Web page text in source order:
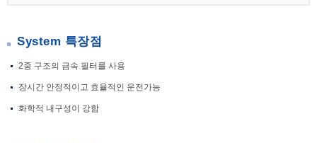
System 특장점
2중 구조의 금속 필터를 사용
장시간 안정적이고 효율적인 운전가능
화학적 내구성이 강함